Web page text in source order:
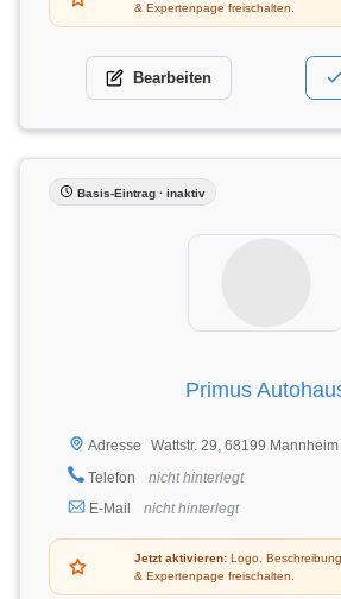
& Expertenpage freischalten.
Bearbeiten
Basis-Eintrag · inaktiv
Primus
Adresse
Wattstr. 29, 68199 Mannheim
Telefon
nicht hinterlegt
E-Mail
nicht hinterlegt
Jetzt aktivieren: Logo,
& Expertenpage freischalten.